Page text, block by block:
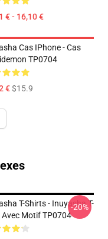
€ - 16,10 €
Cas IPhone - Cas
TP0704
€$15.9
T-Shirts - Inuyasha T-
Avec Motif TP0704
-20%